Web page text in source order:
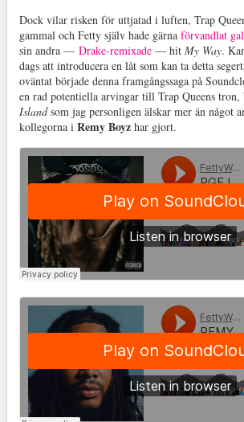
Dock vilar risken för uttjatad i luften, Trap
gammal och Fetty själv hade gärna förvandlat
sin andra — Drake-remixade— hit My Way.
dags att introducera en låt som kan ta detta
oväntat började denna framgångssaga på
en rad potentiella arvingar till Trap Queens tron,
Islandsom jag personligen älskar mer än något
kollegorna i Remy Boyzhar gjort.